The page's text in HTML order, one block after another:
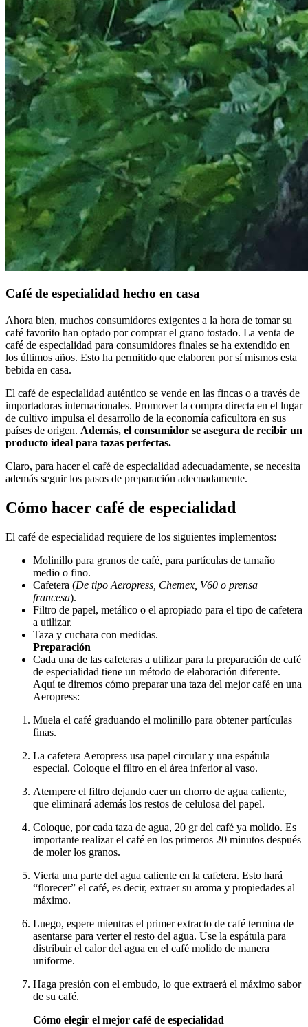
Café de especialidad hecho en casa
Ahora bien, muchos consumidores exigentes a la hora de tomar su
café favorito han optado por comprar el grano tostado. La venta de
café de especialidad para consumidores finales se ha extendido en
los últimos años. Esto ha permitido que elaboren por sí mismos esta
bebida en casa.
El café de especialidad auténtico se vende en las fincas o a través de
importadoras internacionales. Promover la compra directa en el lugar
de cultivo impulsa el desarrollo de la economía caficultora en sus
países de origen. Además, el consumidor se asegura de recibir un
producto ideal para tazas perfectas.
Claro, para hacer el café de especialidad adecuadamente, se necesita
además seguir los pasos de preparación adecuadamente.
Cómo hacer café de especialidad
El café de especialidad requiere de los siguientes implementos:
Molinillo para granos de café, para partículas de tamaño
medio o fino.
Cafetera (De tipo Aeropress, Chemex, V60 o prensa
francesa).
Filtro de papel, metálico o el apropiado para el tipo de cafetera
a utilizar.
Taza y cuchara con medidas.
Preparación
Cada una de las cafeteras a utilizar para la preparación de café
de especialidad tiene un método de elaboración diferente.
Aquí te diremos cómo preparar una taza del mejor café en una
Aeropress:
Muela el café graduando el molinillo para obtener partículas
finas.
La cafetera Aeropress usa papel circular y una espátula
especial. Coloque el filtro en el área inferior al vaso.
Atempere el filtro dejando caer un chorro de agua caliente,
que eliminará además los restos de celulosa del papel.
Coloque, por cada taza de agua, 20 gr del café ya molido. Es
importante realizar el café en los primeros 20 minutos después
de moler los granos.
Vierta una parte del agua caliente en la cafetera. Esto hará
“florecer” el café, es decir, extraer su aroma y propiedades al
máximo.
Luego, espere mientras el primer extracto de café termina de
asentarse para verter el resto del agua. Use la espátula para
distribuir el calor del agua en el café molido de manera
uniforme.
Haga presión con el embudo, lo que extraerá el máximo sabor
de su café.
Cómo elegir el mejor café de especialidad